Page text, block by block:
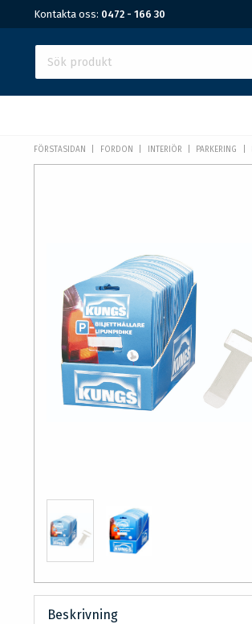
Kontakta oss: 0472 - 166 30
FÖRSTASIDAN FORDON INTERIÖR PARKERING
Beskrivning